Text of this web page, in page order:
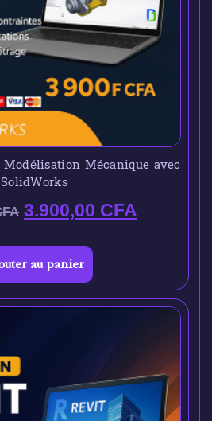
Mécanique avec
SolidWorks
3.900,00 CFA
au panier